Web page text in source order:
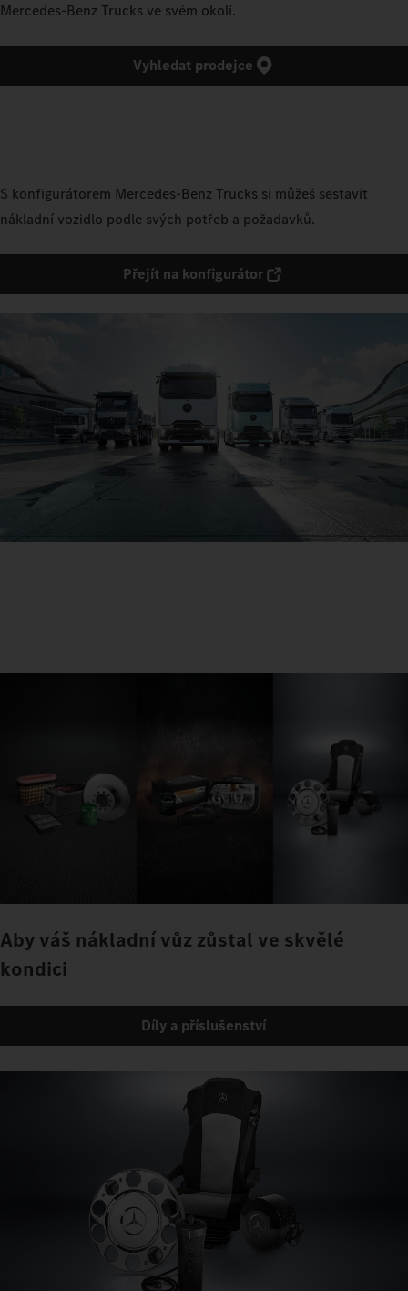
Mercedes‑Benz Trucks ve svém okolí.
Vyhledat prodejce
S konfigurátorem Mercedes‑Benz Trucks si můžeš sestavit
nákladní vozidlo podle svých potřeb a požadavků.
Přejít na konfigurátor
Aby váš nákladní vůz zůstal ve skvělé
kondici
Díly a příslušenství